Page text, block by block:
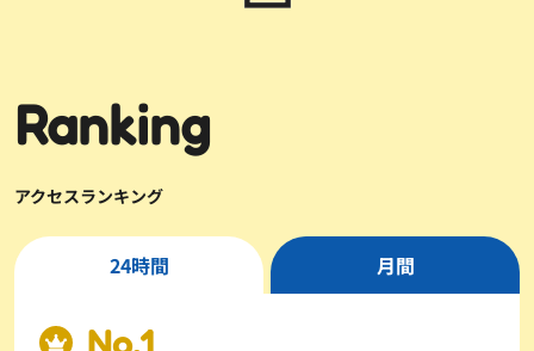
Ranking
アクセスランキング
24時間 月間